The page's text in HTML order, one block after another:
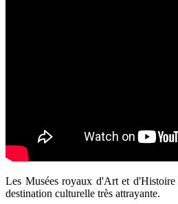
Les Musées royaux d'Art et
destination culturelle très attrayante.